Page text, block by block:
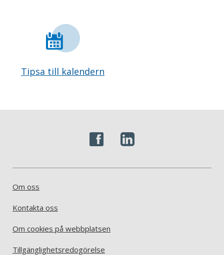
Tipsa till kalendern
Om oss
Kontakta oss
Om cookies på webbplatsen
Tillgänglighetsredogörelse